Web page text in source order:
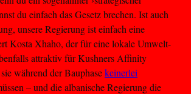
du einfach das Gesetz brechen. Ist auch
unsere Regierung ist einfach eine
Kosta Xhaho, der für eine lokale Umwelt-
attraktiv für Kushners Affinity
während der Bauphasekeinerlei
– und die albanische Regierung die